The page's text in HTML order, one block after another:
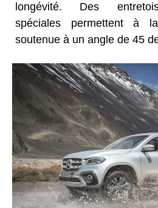
longévité. Des
spéciales permettent à
soutenue à un angle de 45